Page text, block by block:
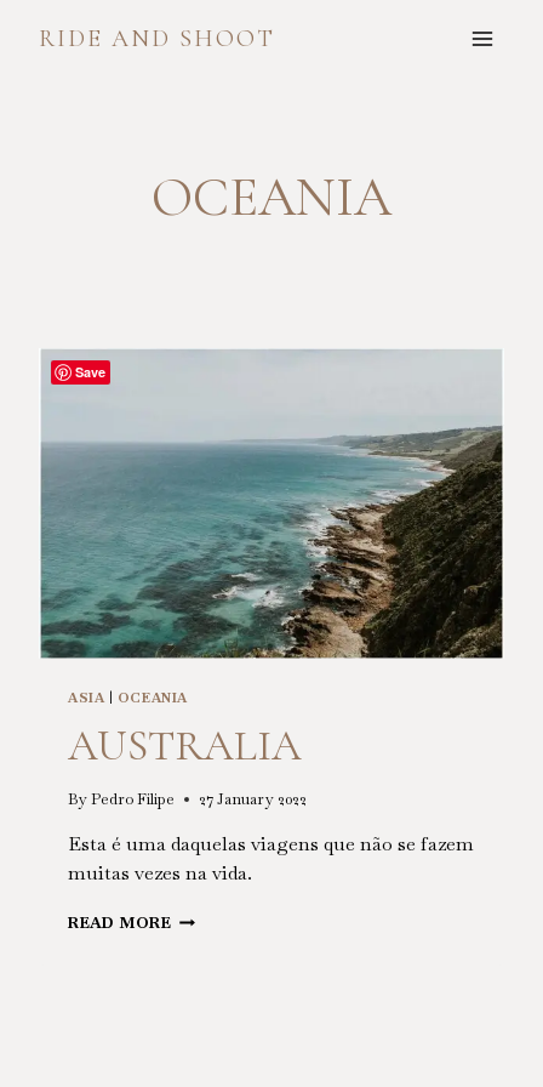
RIDE AND SHOOT
OCEANIA
ASIA| OCEANIA
AUSTRALIA
ByPedro Filipe 27 January 2022
Esta é uma daquelas viagens que não se fazem
muitas vezes na vida.
READ MORE AUSTRALIA
Save